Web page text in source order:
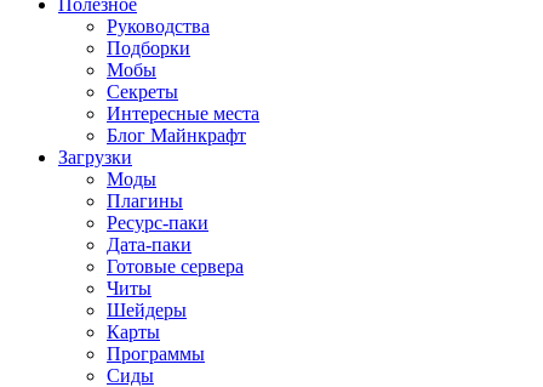
Полезное
Руководства
Подборки
Мобы
Секреты
Интересные места
Блог Майнкрафт
Загрузки
Моды
Плагины
Ресурс-паки
Дата-паки
Готовые сервера
Читы
Шейдеры
Карты
Программы
Сиды